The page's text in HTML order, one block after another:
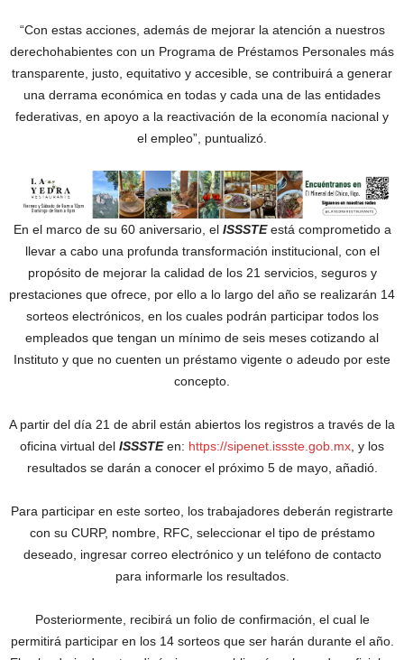
“Con estas acciones, además de mejorar la atención a nuestros
derechohabientes con un Programa de Préstamos Personales más
transparente, justo, equitativo y accesible, se contribuirá a generar
una derrama económica en todas y cada una de las entidades
federativas, en apoyo a la reactivación de la economía nacional y
el empleo”, puntualizó.
En el marco de su 60 aniversario, el ISSSTEestá comprometido a
llevar a cabo una profunda transformación institucional, con el
propósito de mejorar la calidad de los 21 servicios, seguros y
prestaciones que ofrece, por ello a lo largo del año se realizarán 14
sorteos electrónicos, en los cuales podrán participar todos los
empleados que tengan un mínimo de seis meses cotizando al
Instituto y que no cuenten un préstamo vigente o adeudo por este
concepto.
A partir del día 21 de abril están abiertos los registros a través de la
oficina virtual del ISSSTEen: https://sipenet.issste.gob.mx , y los
resultados se darán a conocer el próximo 5 de mayo, añadió.
Para participar en este sorteo, los trabajadores deberán registrarte
con su CURP, nombre, RFC, seleccionar el tipo de préstamo
deseado, ingresar correo electrónico y un teléfono de contacto
para informarle los resultados.
Posteriormente, recibirá un folio de confirmación, el cual le
permitirá participar en los 14 sorteos que ser harán durante el año.